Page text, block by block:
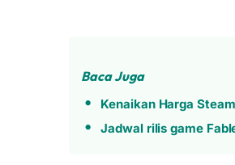
Baca Juga
Kenaikan Harga
Jadwal rilis game